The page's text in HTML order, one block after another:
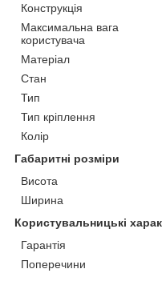
Конструкція
Максимальна вага
користувача
Матеріал
Стан
Тип
Тип кріплення
Колір
Габаритні розміри
Висота
Ширина
Користувальницькі
Гарантія
Поперечини